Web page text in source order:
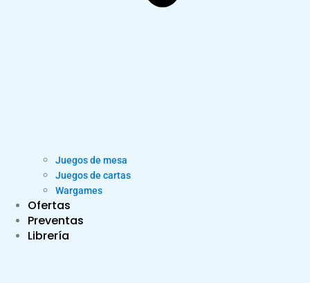
Juegos de mesa
Juegos de cartas
Wargames
Ofertas
Preventas
Librería